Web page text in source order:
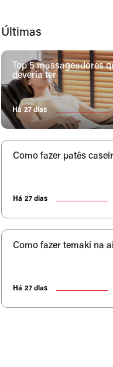
Últimas
Top 5 massageadores
deveria ter
Há 27 dias
Como fazer patês
Há 27 dias
Como fazer temaki na
Há 27 dias